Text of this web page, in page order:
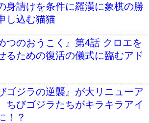
身請けを条件に羅漢に象棋の勝
し込む猫猫
つのおうこく』第4話 クロエを
るための復活の儀式に臨むアド
ゴジラの逆襲』が大リニューア
びゴジラたちがキラキラアイ
！？